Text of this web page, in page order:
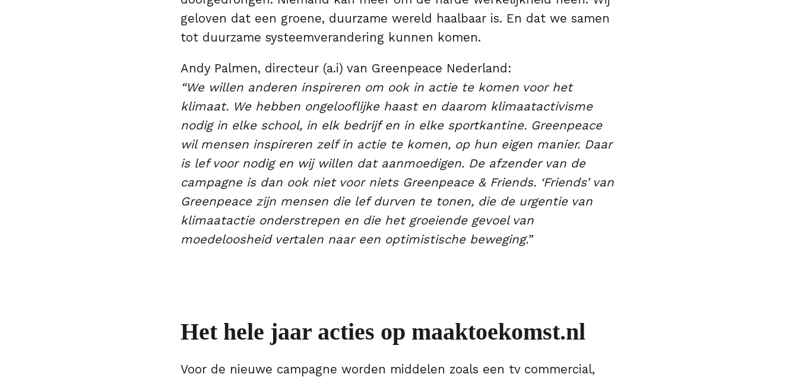
geloven dat een groene, duurzame wereld haalbaar is. En dat we samen
tot duurzame systeemverandering kunnen komen.
Andy Palmen, directeur (a.i) van Greenpeace Nederland:
“We willen anderen inspireren om ook in actie te komen voor het
klimaat. We hebben ongelooflijke haast en daarom klimaatactivisme
nodig in elke school, in elk bedrijf en in elke sportkantine. Greenpeace
wil mensen inspireren zelf in actie te komen, op hun eigen manier. Daar
is lef voor nodig en wij willen dat aanmoedigen. De afzender van de
campagne is dan ook niet voor niets Greenpeace & Friends. ‘Friends’ van
Greenpeace zijn mensen die lef durven te tonen, die de urgentie van
klimaatactie onderstrepen en die het groeiende gevoel van
moedeloosheid vertalen naar een optimistische beweging.”
Het hele jaar acties op maaktoekomst.nl
Voor de nieuwe campagne worden middelen zoals een tv commercial,